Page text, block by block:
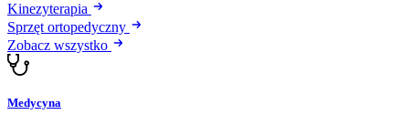
Kinezyterapia
Sprzęt ortopedyczny
Zobacz wszystko
Medycyna